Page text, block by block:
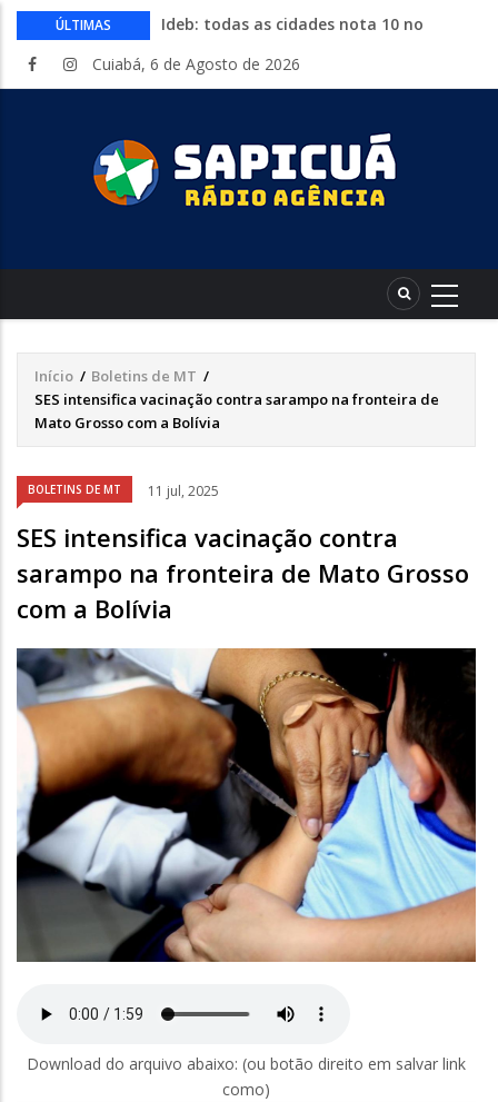
ÚLTIMAS
Ideb: todas as cidades nota 10 no
Conheça 16 profissões que devem crescer
sábado a Expolucas em Lucas do Rio
Verde
Proposta que altera regras para piso
com shows, rodeio e parque de diversões
Cuiabá, 6 de Agosto de 2026
Trilha
de
Início / Boletins de MT /
SES intensifica vacinação contra sarampo na fronteira de
Mato Grosso com a Bolívia
BOLETINS DE MT 11 jul, 2025
SES intensifica vacinação contra
sarampo na fronteira de Mato Grosso
com a Bolívia
Áudio
Download do arquivo abaixo: (ou botão direito em salvar link
como)